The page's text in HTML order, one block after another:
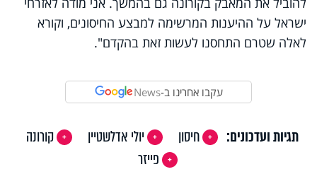
ישראל על ההיענות המרשימה למבצע החיסונים, וקורא
לאלה שטרם התחסנו לעשות זאת בהקדם".
עקבו אחרינו ב-News
תגיות ועדכונים: חיסון יולי אדלשטיין
קורונה
פייזר